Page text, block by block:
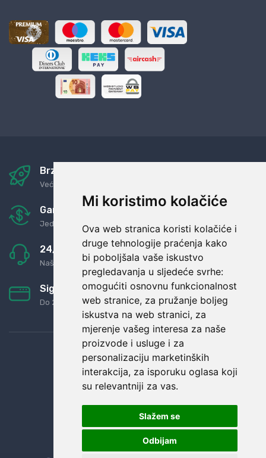
Mi koristimo kolačiće
Ova web stranica koristi kolačiće i
druge tehnologije praćenja kako
bi poboljšala vaše iskustvo
pregledavanja u sljedeće svrhe:
omogućiti osnovnu funkcionalnost
web stranice, za pružanje boljeg
iskustva na web stranici, za
mjerenje vašeg interesa za naše
proizvode i usluge i za
personalizaciju marketinških
interakcija, za isporuku oglasa koji
su relevantniji za vas.
Slažem se
Odbijam
Brza i sigurna dostava
Već za nekoliko dana kod vas
Garancija u povrat novaca
Jednostavno pravilo: Roba za novac
24/7 odlična podrška
Naši agenti uvijek na raspolaganju
Sigurno obročno plaćanje
Do 24 rata bez kamata